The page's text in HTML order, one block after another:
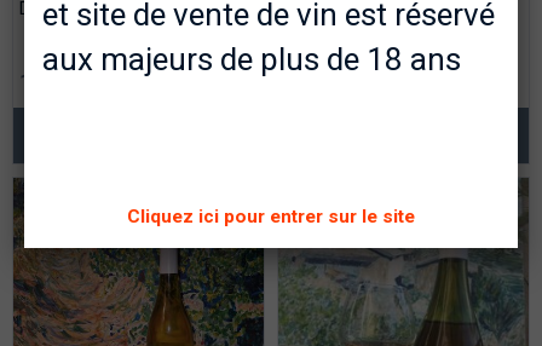
Dardé,...
13,50€ TTC
2023 cuvée J du Domaine de
et site de vente de vin est réservé
aux majeurs de plus de 18 ans
Cliquez ici pour entrer sur le site